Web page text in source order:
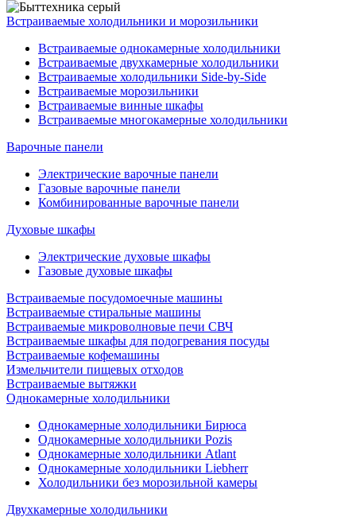
Встраиваемые холодильники и морозильники
Встраиваемые однокамерные холодильники
Встраиваемые двухкамерные холодильники
Встраиваемые холодильники Side-by-Side
Встраиваемые морозильники
Встраиваемые винные шкафы
Встраиваемые многокамерные холодильники
Варочные панели
Электрические варочные панели
Газовые варочные панели
Комбинированные варочные панели
Духовые шкафы
Электрические духовые шкафы
Газовые духовые шкафы
Встраиваемые посудомоечные машины
Встраиваемые стиральные машины
Встраиваемые микроволновые печи СВЧ
Встраиваемые шкафы для подогревания посуды
Встраиваемые кофемашины
Измельчители пищевых отходов
Встраиваемые вытяжки
Однокамерные холодильники
Однокамерные холодильники Бирюса
Однокамерные холодильники Pozis
Однокамерные холодильники Atlant
Однокамерные холодильники Liebherr
Холодильники без морозильной камеры
Двухкамерные холодильники